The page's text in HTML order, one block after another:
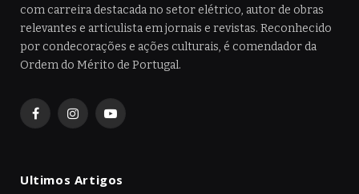
com carreira destacada no setor elétrico, autor de obras
relevantes e articulista em jornais e revistas. Reconhecido
por condecorações e ações culturais, é comendador da
Ordem do Mérito de Portugal.
FacebookInstagramYouTube
Ultimos Artigos